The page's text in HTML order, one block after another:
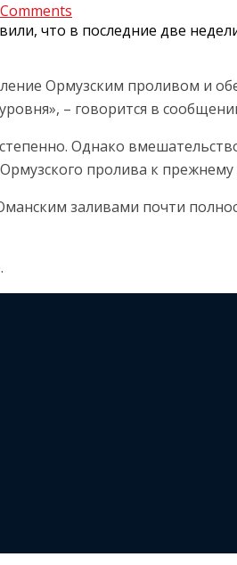
что в последние две
Ормузским проливом и
– говорится в
Однако
пролива к
заливами почти